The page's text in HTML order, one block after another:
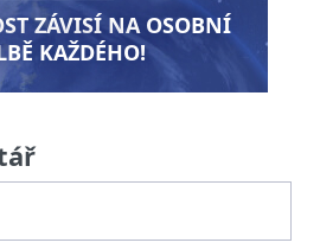
ZÁVISÍ NA OSOBNÍ
KAŽDÉHO!